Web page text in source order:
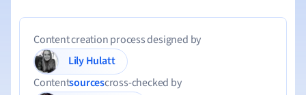
Content creation process designed by
Lily Hulatt
Contentsourcescross-checked by